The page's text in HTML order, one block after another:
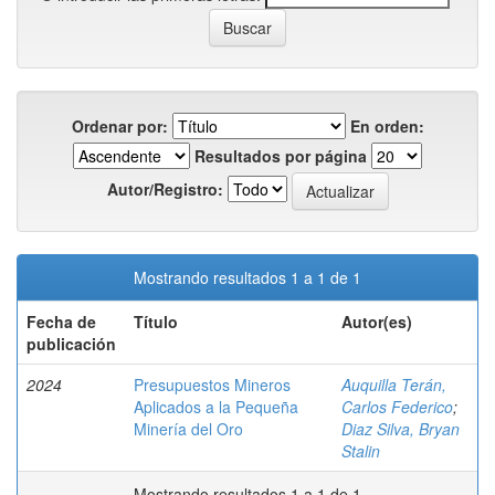
Ordenar por:
En orden:
Resultados por página
Autor/Registro:
Mostrando resultados 1 a 1 de 1
Fecha de
publicación
Título Autor(es)
2024
Presupuestos Mineros
Aplicados a la Pequeña
Minería del Oro
Auquilla Terán,
Carlos Federico;
Diaz Silva, Bryan
Stalin